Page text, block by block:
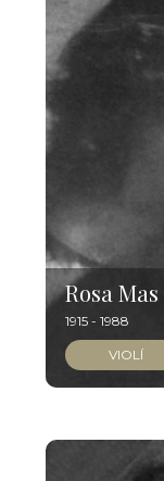
Rosa Mas
1915 - 1988
VIOLÍ